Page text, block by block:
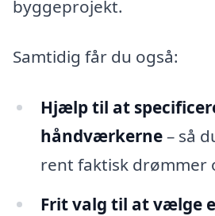
byggeprojekt.
Samtidig får du også:
Hjælp til at
håndværkerne– så
rent faktisk drømmer
Frit valg til at vælge